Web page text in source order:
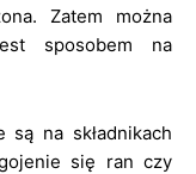
Zatem można
sposobem na
na składnikach
się ran czy